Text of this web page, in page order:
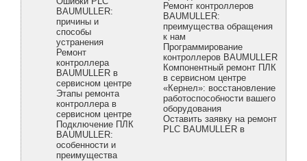
BAUMULLER:
причины и
способы
устранения
Ремонт
контроллера
BAUMULLER в
сервисном центре
Этапы ремонта
контроллера в
сервисном центре
Подключение ПЛК
BAUMULLER:
особенности и
преимущества
Ремонт контроллеров
BAUMULLER:
преимущества обращения
к нам
Программирование
контроллеров BAUMULLER
Компонентный ремонт ПЛК
в сервисном центре
«Кернел»: восстановление
работоспособности вашего
оборудования
Оставить заявку на ремонт
PLC BAUMULLER в